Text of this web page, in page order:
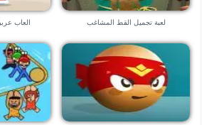
لعبة تجميل القط المشاغب العاب